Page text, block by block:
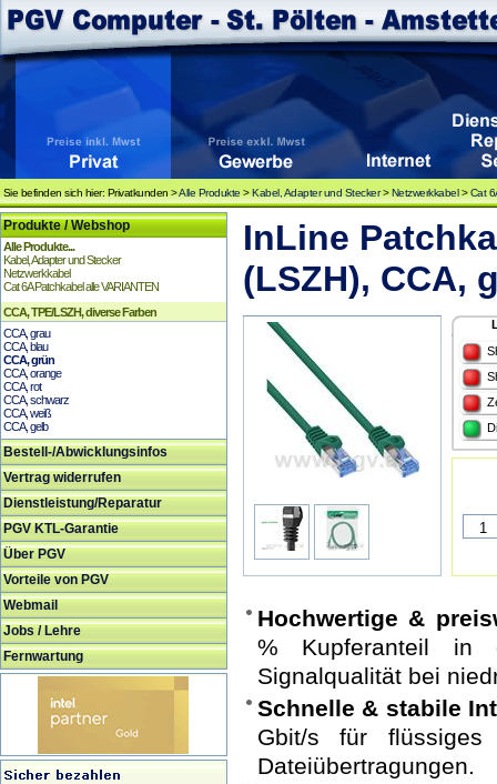
Sie befinden sich hier: Privatkunden >Alle Produkte >Kabel, Adapter und Stecker>Netzwerkkabel>Cat
Produkte / Webshop
Alle Produkte...
Kabel, Adapter und Stecker
Netzwerkkabel
Cat 6A Patchkabel alle VARIANTEN
CCA, TPE/LSZH, diverse Farben
CCA, grau
CCA, blau
CCA, grün
CCA, orange
CCA, rot
CCA, schwarz
CCA, weiß
CCA, gelb
Bestell-/Abwicklungsinfos
Vertrag widerrufen
Dienstleistung/Reparatur
PGV KTL-Garantie
Über PGV
Vorteile von PGV
Webmail
Jobs / Lehre
Fernwartung
InLine
(LSZH), CCA,
Hochwertige &
% Kupferanteil in
Signalqualität bei
Schnelle & stabile
Gbit/s für flüssiges
Dateiübertragungen.